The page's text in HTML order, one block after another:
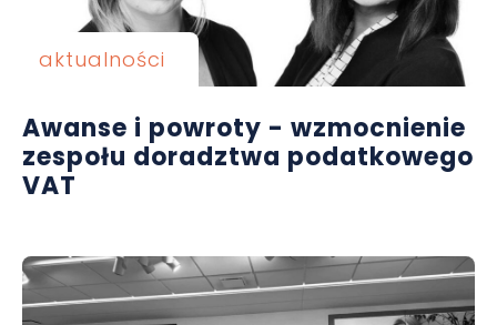
aktualności
Awanse i powroty - wzmocnienie
zespołu doradztwa podatkowego
VAT